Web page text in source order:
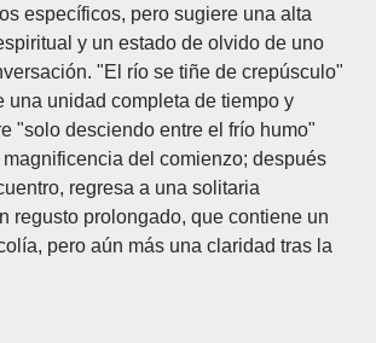
específicos, pero sugiere una alta
y un estado de olvido de uno
"El río se tiñe de crepúsculo"
una unidad completa de tiempo y
"solo desciendo entre el frío humo"
del comienzo; después
regresa a una solitaria
regusto prolongado, que contiene un
pero aún más una claridad tras la